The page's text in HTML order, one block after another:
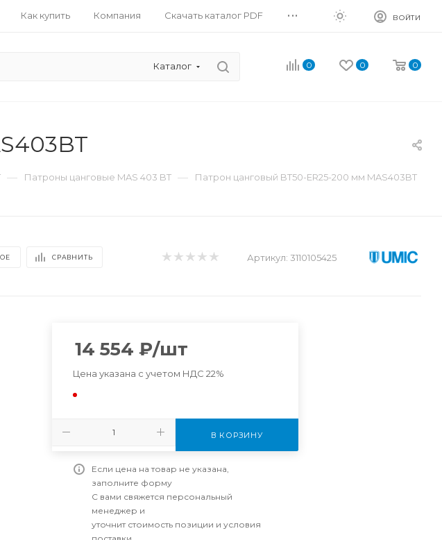
Как купить Компания Скачать каталог PDF ... ВОЙТИ
Каталог 0 0 0
— Патроны цанговые MAS 403 BT — Патрон цанговый BT50-ER25-200 мм MAS403BT
СРАВНИТЬ Артикул: 3110105425
14 554 ₽/шт
Цена указана с учетом НДС 22%
В КОРЗИНУ
Если цена на товар не указана,
заполните форму
С вами свяжется персональный
менеджер и
уточнит стоимость позиции и условия